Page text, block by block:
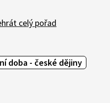
celý pořad
doba - české dějiny